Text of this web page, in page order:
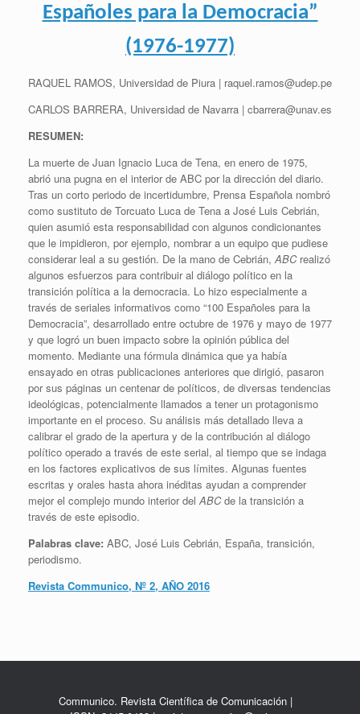
Españoles para la Democracia”
(1976-1977)
RAQUEL RAMOS, Universidad de Piura | raquel.ramos@udep.pe
CARLOS BARRERA, Universidad de Navarra | cbarrera@unav.es
RESUMEN:
La muerte de Juan Ignacio Luca de Tena, en enero de 1975,
abrió una pugna en el interior de ABC por la dirección del diario.
Tras un corto periodo de incertidumbre, Prensa Española nombró
como sustituto de Torcuato Luca de Tena a José Luis Cebrián,
quien asumió esta responsabilidad con algunos condicionantes
que le impidieron, por ejemplo, nombrar a un equipo que pudiese
considerar leal a su gestión. De la mano de Cebrián, ABC realizó
algunos esfuerzos para contribuir al diálogo político en la
transición política a la democracia. Lo hizo especialmente a
través de seriales informativos como “100 Españoles para la
Democracia”, desarrollado entre octubre de 1976 y mayo de 1977
y que logró un buen impacto sobre la opinión pública del
momento. Mediante una fórmula dinámica que ya había
ensayado en otras publicaciones anteriores que dirigió, pasaron
por sus páginas un centenar de políticos, de diversas tendencias
ideológicas, potencialmente llamados a tener un protagonismo
importante en el proceso. Su análisis más detallado lleva a
calibrar el grado de la apertura y de la contribución al diálogo
político operado a través de este serial, al tiempo que se indaga
en los factores explicativos de sus límites. Algunas fuentes
escritas y orales hasta ahora inéditas ayudan a comprender
mejor el complejo mundo interior del ABCde la transición a
través de este episodio.
Palabras clave: ABC, José Luis Cebrián, España, transición,
periodismo.
Revista Communico, Nº 2, AÑO 2016
Communico. Revista Científica de Comunicación |